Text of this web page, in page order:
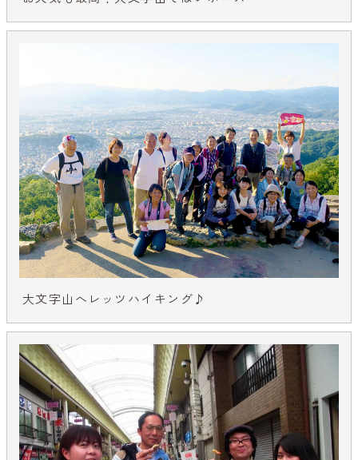
大文字山へレッツハイキング♪